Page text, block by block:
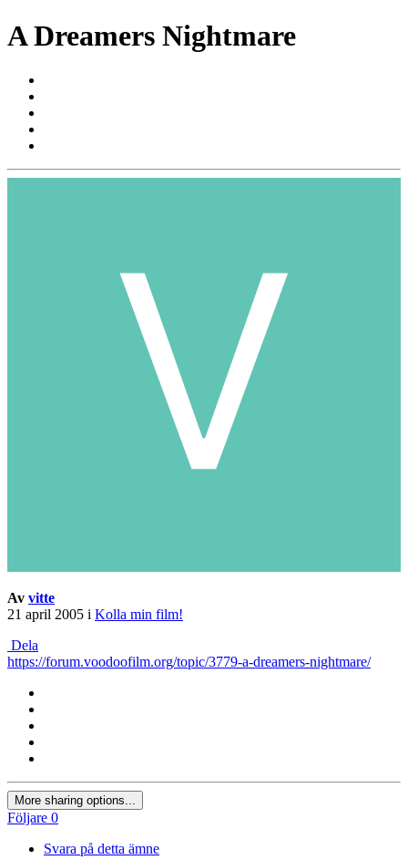
A Dreamers Nightmare
Av vitte
21 april 2005 i Kolla min film!
Dela
https://forum.voodoofilm.org/topic/3779-a-dreamers-nightmare/
More sharing options...
Följare 0
Svara på detta ämne